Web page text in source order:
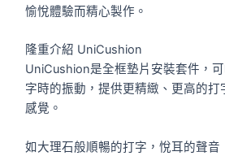
愉悅體驗而精心製作。
隆重介紹 UniCushion
UniCushion是全框墊片安裝套件，
字時的振動，提供更精緻、更高的打
感覺。
如大理石般順暢的打字，悅耳的聲音